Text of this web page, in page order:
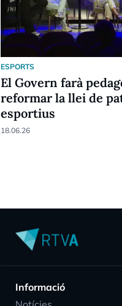
ESPORTS
El Govern farà
reformar la llei de
esportius
18.06.26
Informació